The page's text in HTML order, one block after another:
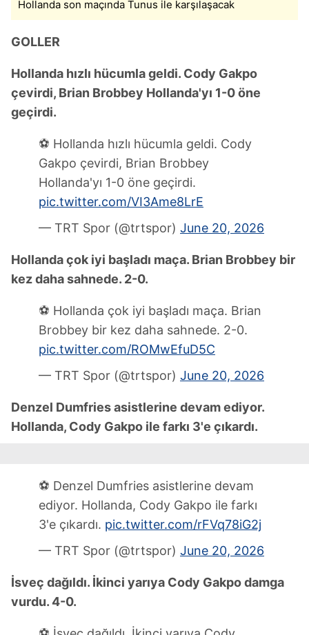
Hollanda son maçında Tunus ile karşılaşacak
GOLLER
Hollanda hızlı hücumla geldi. Cody Gakpo
çevirdi, Brian Brobbey Hollanda'yı 1-0 öne
geçirdi.
⚽ Hollanda hızlı hücumla geldi. Cody
Gakpo çevirdi, Brian Brobbey
Hollanda'yı 1-0 öne geçirdi.
pic.twitter.com/VI3Ame8LrE
— TRT Spor (@trtspor) June 20, 2026
Hollanda çok iyi başladı maça. Brian Brobbey bir
kez daha sahnede. 2-0.
⚽ Hollanda çok iyi başladı maça. Brian
Brobbey bir kez daha sahnede. 2-0.
pic.twitter.com/ROMwEfuD5C
— TRT Spor (@trtspor) June 20, 2026
Denzel Dumfries asistlerine devam ediyor.
Hollanda, Cody Gakpo ile farkı 3'e çıkardı.
⚽ Denzel Dumfries asistlerine devam
ediyor. Hollanda, Cody Gakpo ile farkı
3'e çıkardı. pic.twitter.com/rFVq78iG2j
— TRT Spor (@trtspor) June 20, 2026
İsveç dağıldı. İkinci yarıya Cody Gakpo damga
vurdu. 4-0.